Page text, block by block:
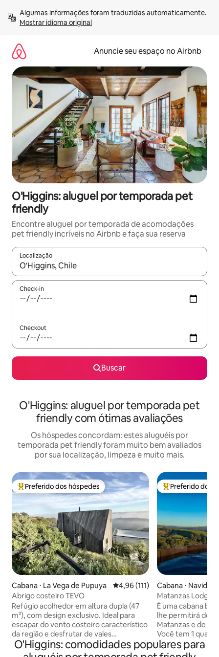
para
Mostrar idioma original
Anuncie seu espaço no Airbnb
O'Higgins: aluguel por temporada pet
friendly
Encontre aluguel por temporada de acomodações
pet friendly incríveis no Airbnb e faça sua reserva
Localização
Quando os resultados estiverem disponíveis, explore-os
Check-in
Checkout
Buscar
O'Higgins: aluguel por temporada pet
friendly com ótimas avaliações
Os hóspedes concordam: estes aluguéis por
temporada pet friendly foram muito bem avaliados
por sua localização, limpeza e muito mais.
Entre os melhores preferidos dos hóspedes
Preferido dos hóspedes
Cabana ⋅ La Vega de Pupuya 4,96 de uma avaliação média
4,96 (111)
Abrigo costeiro TEVO
Refúgio acolhedor em altura dupla (47
m²), com design exclusivo. Ideal para
escapar do vento costeiro característico
da região e desfrutar de vales
temperados, riachos e natureza virgem.
A poucos passos da praia, restaurantes e
Entre os
Preferido dos
Cabana ⋅ Navidad
Matanzas Lodge,
hidromassagem.
É uma cabana
lhe permitirá
Matanzas e de
Você tem 1
banheiro e
de estar que se
O'Higgins: comodidades populares para